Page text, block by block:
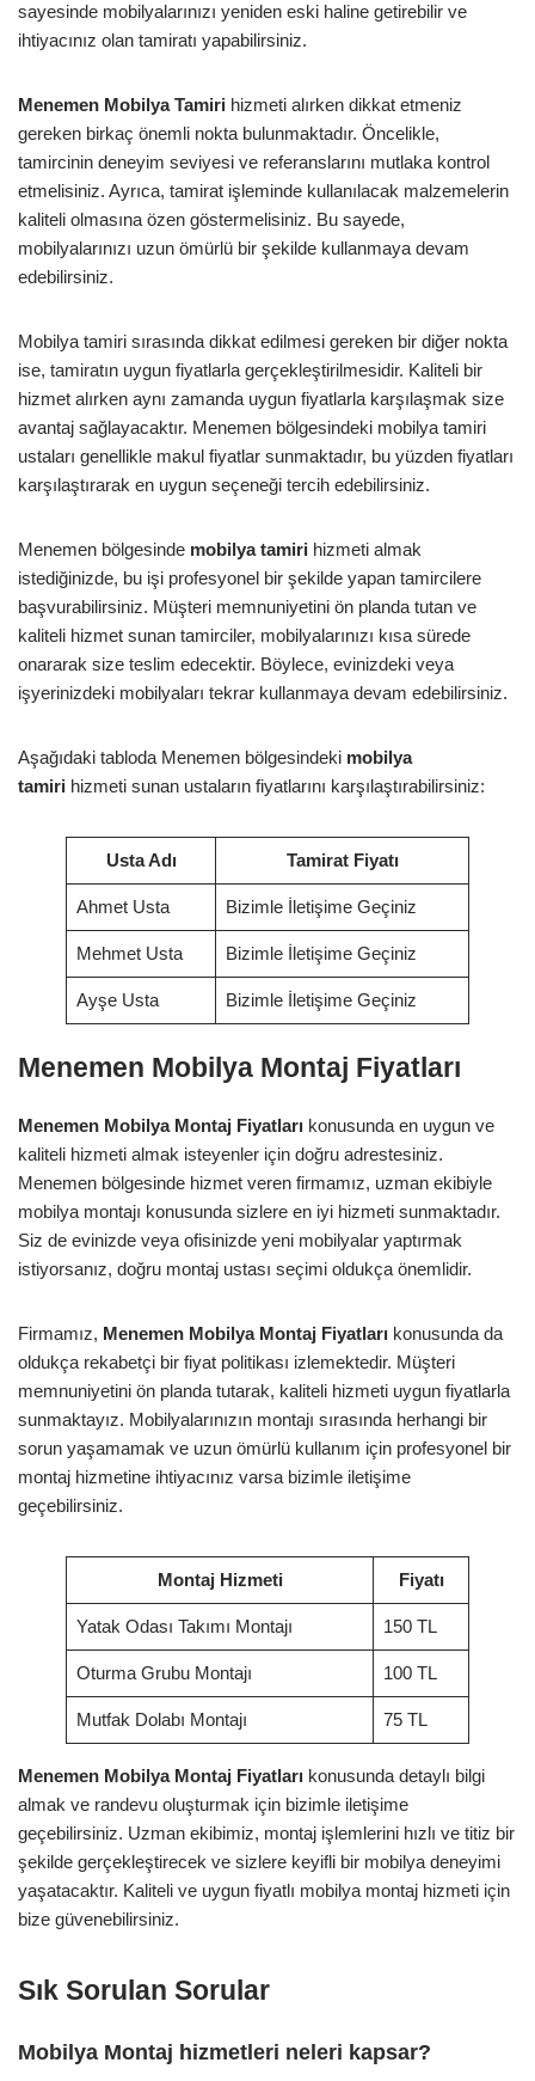
sayesinde mobilyalarınızı yeniden eski haline getirebilir ve
ihtiyacınız olan tamiratı yapabilirsiniz.
Menemen Mobilya Tamiri hizmeti alırken dikkat etmeniz
gereken birkaç önemli nokta bulunmaktadır. Öncelikle,
tamircinin deneyim seviyesi ve referanslarını mutlaka kontrol
etmelisiniz. Ayrıca, tamirat işleminde kullanılacak malzemelerin
kaliteli olmasına özen göstermelisiniz. Bu sayede,
mobilyalarınızı uzun ömürlü bir şekilde kullanmaya devam
edebilirsiniz.
Mobilya tamiri sırasında dikkat edilmesi gereken bir diğer nokta
ise, tamiratın uygun fiyatlarla gerçekleştirilmesidir. Kaliteli bir
hizmet alırken aynı zamanda uygun fiyatlarla karşılaşmak size
avantaj sağlayacaktır. Menemen bölgesindeki mobilya tamiri
ustaları genellikle makul fiyatlar sunmaktadır, bu yüzden fiyatları
karşılaştırarak en uygun seçeneği tercih edebilirsiniz.
Menemen bölgesinde mobilya tamiri hizmeti almak
istediğinizde, bu işi profesyonel bir şekilde yapan tamircilere
başvurabilirsiniz. Müşteri memnuniyetini ön planda tutan ve
kaliteli hizmet sunan tamirciler, mobilyalarınızı kısa sürede
onararak size teslim edecektir. Böylece, evinizdeki veya
işyerinizdeki mobilyaları tekrar kullanmaya devam edebilirsiniz.
Aşağıdaki tabloda Menemen bölgesindeki mobilya
tamiri hizmeti sunan ustaların fiyatlarını karşılaştırabilirsiniz:
Usta Adı Tamirat Fiyatı
Ahmet Usta Bizimle İletişime Geçiniz
Mehmet Usta Bizimle İletişime Geçiniz
Ayşe Usta Bizimle İletişime Geçiniz
Menemen Mobilya Montaj Fiyatları
Menemen Mobilya Montaj Fiyatları konusunda en uygun ve
kaliteli hizmeti almak isteyenler için doğru adrestesiniz.
Menemen bölgesinde hizmet veren firmamız, uzman ekibiyle
mobilya montajı konusunda sizlere en iyi hizmeti sunmaktadır.
Siz de evinizde veya ofisinizde yeni mobilyalar yaptırmak
istiyorsanız, doğru montaj ustası seçimi oldukça önemlidir.
Firmamız, Menemen Mobilya Montaj Fiyatları konusunda da
oldukça rekabetçi bir fiyat politikası izlemektedir. Müşteri
memnuniyetini ön planda tutarak, kaliteli hizmeti uygun fiyatlarla
sunmaktayız. Mobilyalarınızın montajı sırasında herhangi bir
sorun yaşamamak ve uzun ömürlü kullanım için profesyonel bir
montaj hizmetine ihtiyacınız varsa bizimle iletişime
geçebilirsiniz.
Montaj Hizmeti Fiyatı
Yatak Odası Takımı Montajı 150 TL
Oturma Grubu Montajı 100 TL
Mutfak Dolabı Montajı 75 TL
Menemen Mobilya Montaj Fiyatları konusunda detaylı bilgi
almak ve randevu oluşturmak için bizimle iletişime
geçebilirsiniz. Uzman ekibimiz, montaj işlemlerini hızlı ve titiz bir
şekilde gerçekleştirecek ve sizlere keyifli bir mobilya deneyimi
yaşatacaktır. Kaliteli ve uygun fiyatlı mobilya montaj hizmeti için
bize güvenebilirsiniz.
Sık Sorulan Sorular
Mobilya Montaj hizmetleri neleri kapsar?